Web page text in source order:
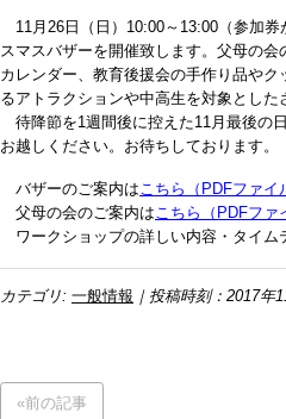
11月26日（日）10:00～13:00（参加券
スマスバザーを開催致します。父母の
カレンダー、教育後援会の手作り品や
るアトラクションや中高生を対象とした
待降節を1週間後に控えた11月最後の
お越しください。お待ちしております。
バザーのご案内はこちら（PDFファイ
父母の会のご案内はこちら（PDFファ
ワークショップの詳しい内容・タイム
カテゴリ: 一般情報 ｜投稿時刻：2017年
«前の記事